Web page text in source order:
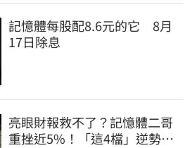
記憶體每股配8.6元的它 8月
17日除息
亮眼財報救不了？記憶體二哥
重挫近5%！「這4檔」逆勢上